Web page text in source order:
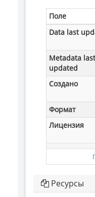
Поле
Data last
Metadata last
updated
Создано
Формат
Лицензия
Ресурсы